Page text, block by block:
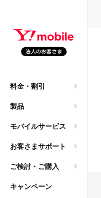
料金・割引
製品
モバイルサービス
お客さまサポート
ご検討・ご購入
キャンペーン
人携帯へ。レンタ
年？「まだ使える」